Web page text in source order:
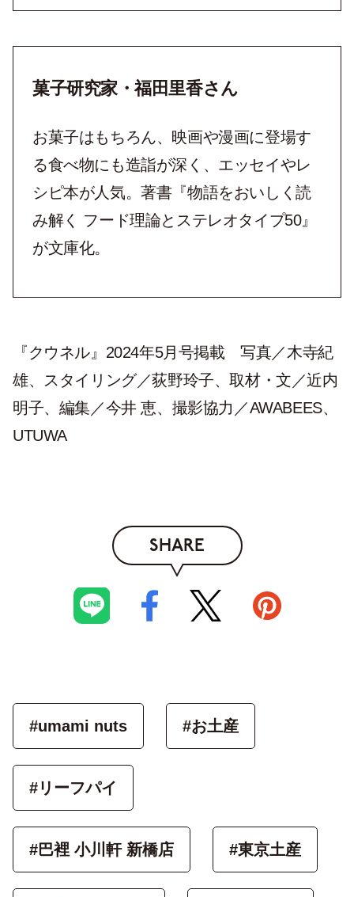
菓子研究家・福田里香さん
お菓子はもちろん、映画や漫画に登場す
る食べ物にも造詣が深く、エッセイやレ
シピ本が人気。著書『物語をおいしく読
み解く フード理論とステレオタイプ50』
が文庫化。
『クウネル』2024年5月号掲載 写真／木寺紀
雄、スタイリング／荻野玲子、取材・文／近内
明子、編集／今井 恵、撮影協力／AWABEES、
UTUWA
SHARE
#umami nuts #お土産
#リーフパイ
#巴裡 小川軒 新橋店 #東京土産